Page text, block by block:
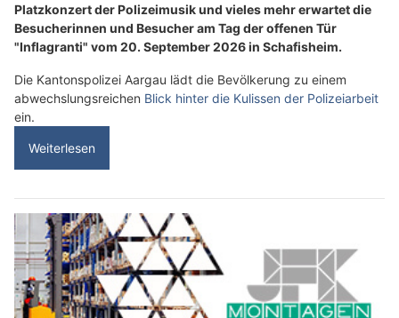
Platzkonzert der Polizeimusik und vieles mehr erwartet die
Besucherinnen und Besucher am Tag der offenen Tür
"Inflagranti" vom 20. September 2026 in Schafisheim.
Die Kantonspolizei Aargau lädt die Bevölkerung zu einem
abwechslungsreichen Blick hinter die Kulissen der Polizeiarbeit
ein.
Weiterlesen